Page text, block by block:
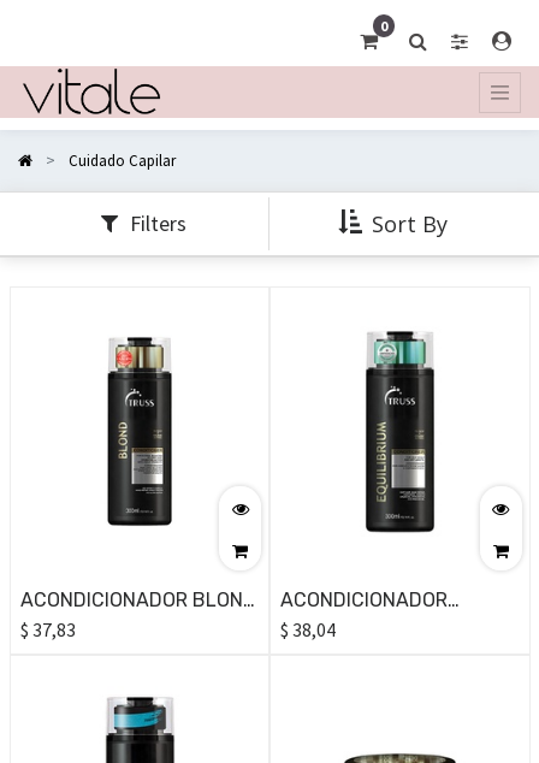
0
Cuidado Capilar
Filters Sort By
ACONDICIONADOR BLOND
300 ML
$ 37,83
ACONDICIONADOR
EQUILIBRIO 300 ML
$ 38,04